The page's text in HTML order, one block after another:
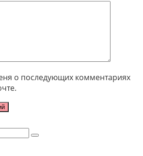
о последующих комментариях